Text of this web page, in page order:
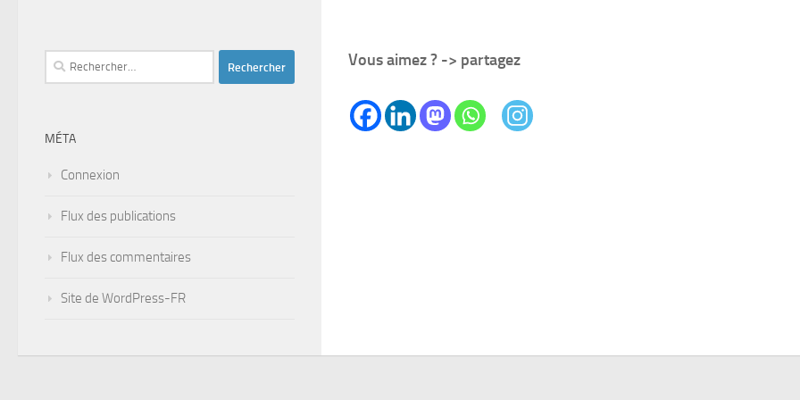
Vous aimez ? -> partagez
Rechercher :
MÉTA
Connexion
Flux des publications
Flux des commentaires
Site de WordPress-FR